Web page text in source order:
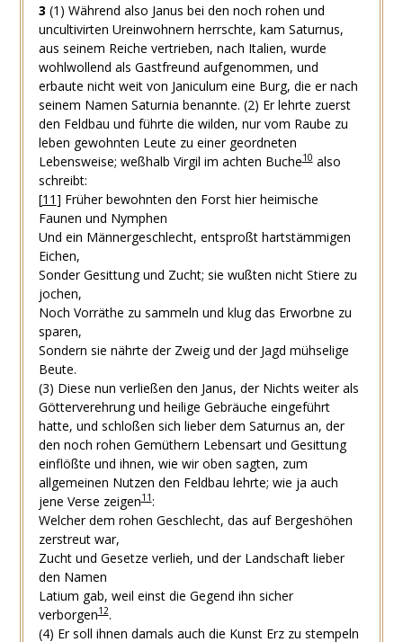
3 (1) Während also Janus bei den noch rohen und
uncultivirten Ureinwohnern herrschte, kam Saturnus,
aus seinem Reiche vertrieben, nach Italien, wurde
wohlwollend als Gastfreund aufgenommen, und
erbaute nicht weit von Janiculum eine Burg, die er nach
seinem Namen Saturnia benannte. (2) Er lehrte zuerst
den Feldbau und führte die wilden, nur vom Raube zu
leben gewohnten Leute zu einer geordneten
Lebensweise; weßhalb Virgil im achten Buche10also
schreibt:
[11] Früher bewohnten den Forst hier heimische
Faunen und Nymphen
Und ein Männergeschlecht, entsproßt hartstämmigen
Eichen,
Sonder Gesittung und Zucht; sie wußten nicht Stiere zu
jochen,
Noch Vorräthe zu sammeln und klug das Erworbne zu
sparen,
Sondern sie nährte der Zweig und der Jagd mühselige
Beute.
(3) Diese nun verließen den Janus, der Nichts weiter als
Götterverehrung und heilige Gebräuche eingeführt
hatte, und schloßen sich lieber dem Saturnus an, der
den noch rohen Gemüthern Lebensart und Gesittung
einflößte und ihnen, wie wir oben sagten, zum
allgemeinen Nutzen den Feldbau lehrte; wie ja auch
jene Verse zeigen11:
Welcher dem rohen Geschlecht, das auf Bergeshöhen
zerstreut war,
Zucht und Gesetze verlieh, und der Landschaft lieber
den Namen
Latium gab, weil einst die Gegend ihn sicher
verborgen12.
(4) Er soll ihnen damals auch die Kunst Erz zu stempeln